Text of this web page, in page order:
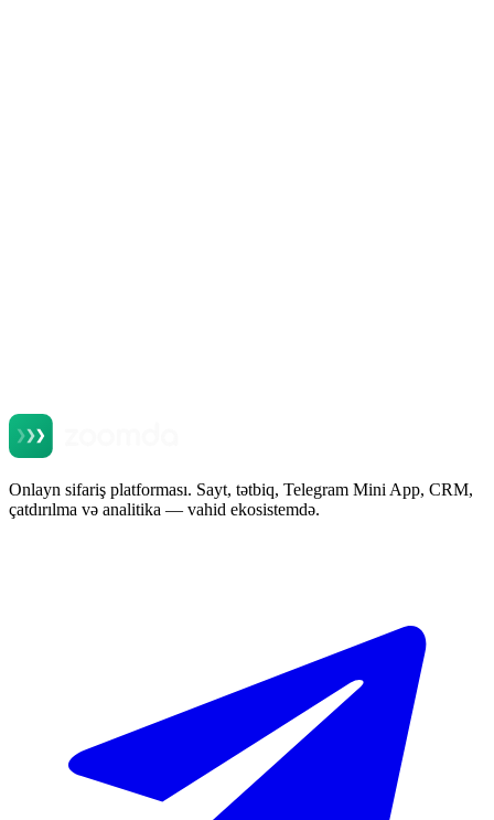
Onlayn sifariş platforması. Sayt, tətbiq, Telegram Mini App, CRM,
çatdırılma və analitika — vahid ekosistemdə.